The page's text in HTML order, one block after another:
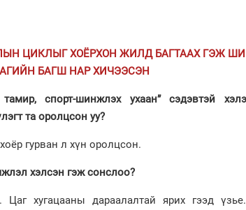
ЦИКЛЫГ ХОЁРХОН ЖИЛД БАГТААХ ГЭЖ
БАГШ НАР ХИЧЭЭСЭН
спорт-шинжлэх ухаан” сэдэвтэй
та оролцсон уу?
гурван л хүн оролцсон.
хэлсэн гэж сонслоо?
хугацааны дараалалтай ярих гээд